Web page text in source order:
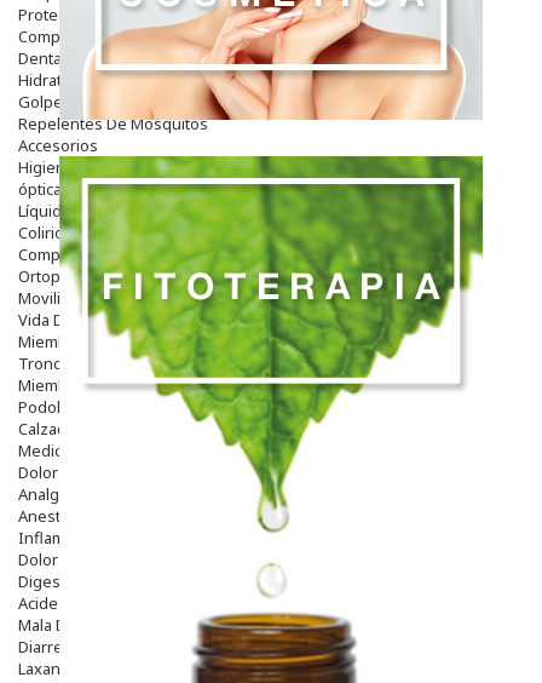
Protección Solar
Complementos Alimentarios
Dentales
Hidratantes
Golpes Y Hematomas
Repelentes De Mosquitos
Accesorios
Higiene
óptica
Líquidos Lentillas
Colirios
Complementos Alimentarios.
Ortopedia - Accesorios
Movilidad
Vida Diaria
Miembro Superior
Tronco
Miembro Inferior
Podología
Calzado
Medicamentos
Dolor E Inflamación
Analgésicos
Anestésicos
Inflamación Articulaciones
Dolor Muscular / Articular
Digestivo
Acidez, Gases Y Ardores
Mala Digestion
Diarrea / Estreñimiento / Vómitos
Laxantes